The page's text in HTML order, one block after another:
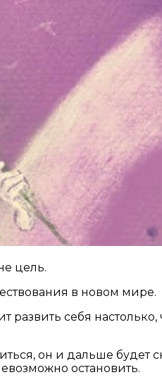
цель.
в новом мире.
развить себя
он и дальше будет
остановить.